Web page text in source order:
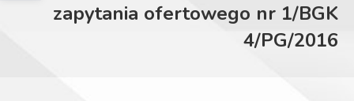
zapytania ofertowego nr 1/BGK
4/PG/2016